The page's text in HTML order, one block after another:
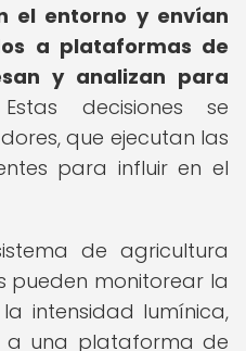
el entorno y envían
a plataformas de
y analizan para
decisiones se
que ejecutan las
para influir en el
de agricultura
pueden monitorear la
intensidad lumínica,
a una plataforma de